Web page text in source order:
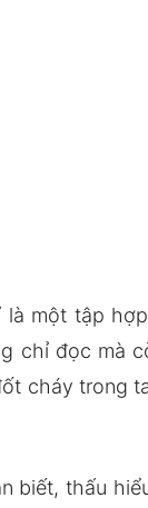
là một tập
chỉ đọc mà
cháy trong
biết, thấu